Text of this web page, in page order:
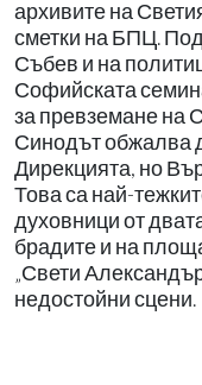
архивите на
сметки на БПЦ.
Събев и на
Софийската
за превземане на
Синодът обжалва
Дирекцията, но
Това са най-
духовници от
брадите и на
„Свети
недостойни сцени.